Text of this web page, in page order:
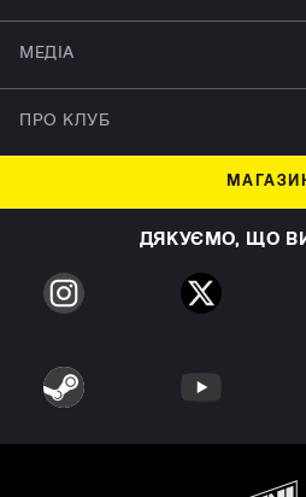
МЕДІА
ПРО КЛУБ
ДЯКУЄМО, ЩО